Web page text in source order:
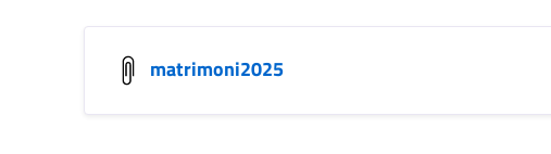
matrimoni2025